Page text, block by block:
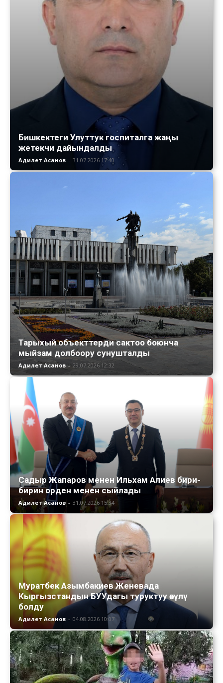
Бишкектеги Улуттук госпиталга жаңы
жетекчи дайындалды
Адилет Асанов - 31.07.2026 17:40
Тарыхый объекттерди сактоо боюнча
мыйзам долбоору сунушталды
Адилет Асанов - 29.07.2026 12:32
Садыр Жапаров менен Ильхам Алиев бири-
бирин орден менен сыйлады
Адилет Асанов - 31.07.2026 15:34
Муратбек Азымбакиев Женевада
Кыргызстандын БУУдагы туруктуу өкүлү
болду
Адилет Асанов - 04.08.2026 10:07